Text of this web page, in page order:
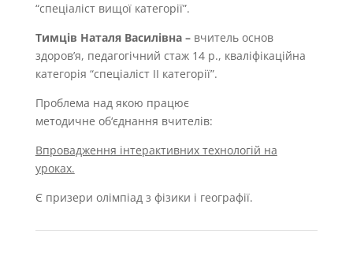
“спеціаліст вищої категорії”.
Тимців Наталя Василівна – вчитель основ
здоров’я, педагогічний стаж 14 р., кваліфікаційна
категорія “спеціаліст ІІ категорії”.
Проблема над якою працює
методичне об‘єднання вчителів:
Впровадження інтерактивних технологій на
уроках.
Є призери олімпіад з фізики і географії.